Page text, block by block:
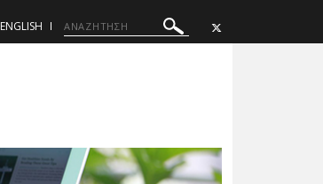
ENGLISH